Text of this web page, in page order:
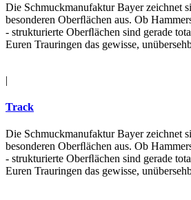
Die Schmuckmanufaktur Bayer zeichnet
besonderen Oberﬂächen aus. Ob
- strukturierte Oberﬂächen sind gerade
Euren Trauringen das gewisse,
|
Track
Die Schmuckmanufaktur Bayer zeichnet
besonderen Oberﬂächen aus. Ob
- strukturierte Oberﬂächen sind gerade
Euren Trauringen das gewisse,